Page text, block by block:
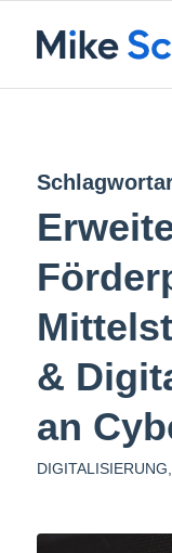
&
an
DIGITALISIERUNG